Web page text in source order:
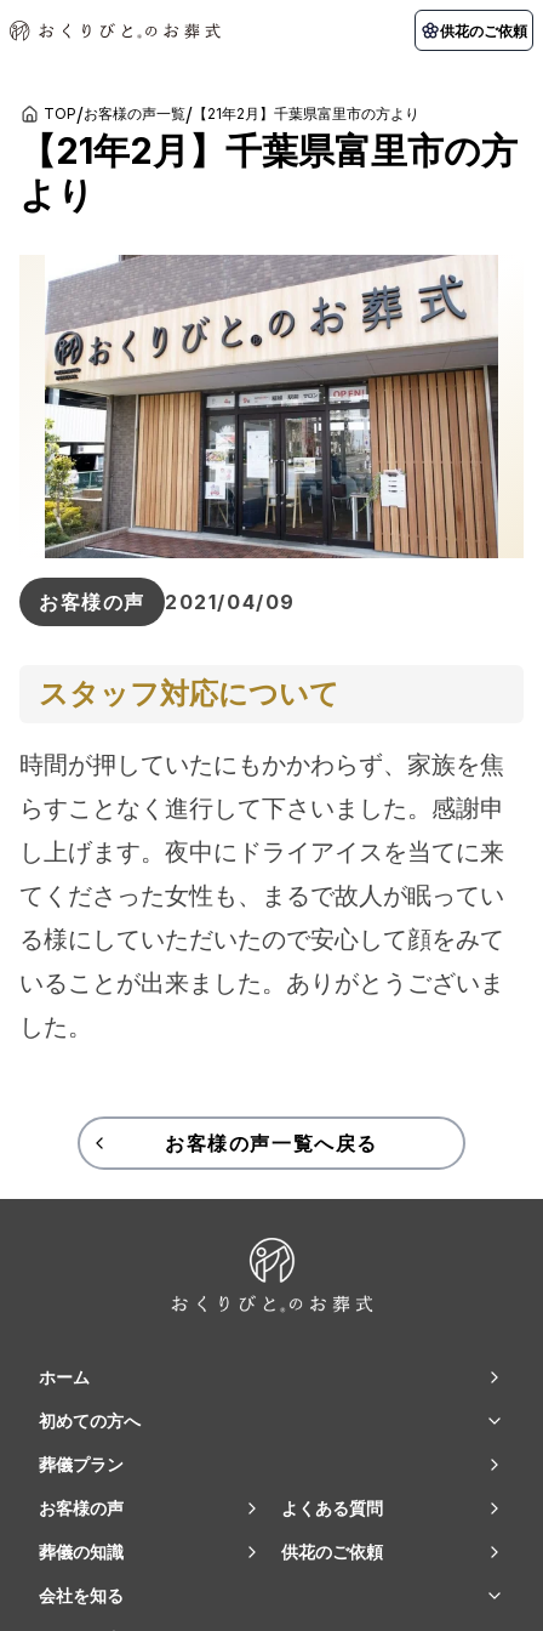
供花のご依頼
初めての方へ
初めての方へ
アフターサポート
会社を知る
スタッフ一覧 採用情報
会社概要 店舗用地募集
関東エリア
千葉県 神奈川県
北海道エリア
札幌市 函館市
お客様の声
ご葬儀事例
葬儀の知識
葬儀の知識
TOP/お客様の声一覧/ 【21年2月】千葉県富里市の方より
【21年2月】千葉県富里市の方
より
お客様の声 2021/04/09
スタッフ対応について
時間が押していたにもかかわらず、家族を焦
らすことなく進行して下さいました。感謝申
し上げます。夜中にドライアイスを当てに来
てくださった女性も、まるで故人が眠ってい
る様にしていただいたので安心して顔をみて
いることが出来ました。ありがとうございま
した。
お客様の声一覧へ戻る
ホーム
初めての方へ
葬儀プラン
お客様の声 よくある質問
葬儀の知識 供花のご依頼
会社を知る